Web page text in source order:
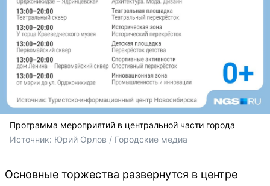
Программа мероприятий в центральной части города
Источник: Юрий Орлов / Городские медиа
Основные торжества развернутся в центре